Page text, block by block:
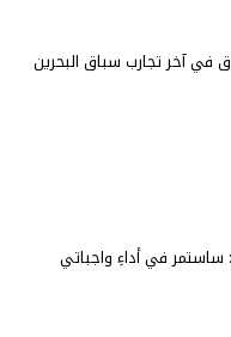
يتفوق في آخر تجارب سباق البحرين
ساستمر في أداءِ واجباتي